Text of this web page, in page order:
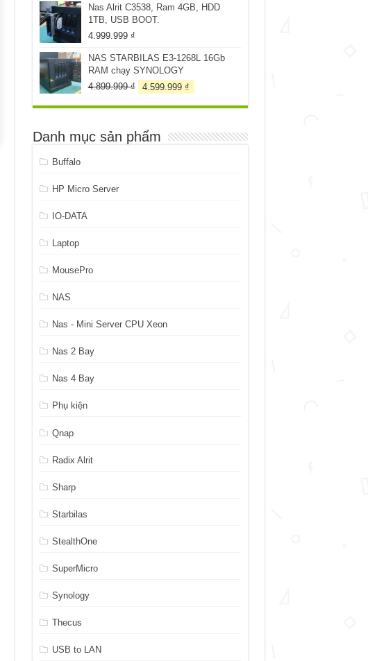
259.999 ₫.
là:
Nas Alrit C3538, Ram 4GB, HDD
1TB, USB BOOT.
4.999.999 ₫
NAS STARBILAS E3-1268L 16Gb
RAM chạy SYNOLOGY
4.899.999₫
Giá
là:
4.599.999 ₫
tại
4.599.999 ₫.
Danh mục sản phẩm
Buffalo
HP Micro Server
IO-DATA
Laptop
MousePro
NAS
Nas - Mini Server CPU Xeon
Nas 2 Bay
Nas 4 Bay
Phụ kiện
Qnap
Radix Alrit
Sharp
Starbilas
StealthOne
SuperMicro
Synology
Thecus
USB to LAN